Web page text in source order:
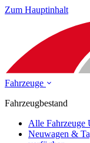
Zum Hauptinhalt
Fahrzeuge
Fahrzeugbestand
Alle Fahrzeuge
Neuwagen &